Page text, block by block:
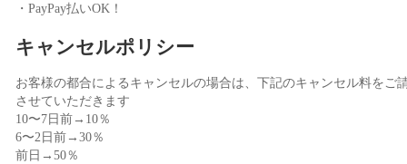
・PayPay払いOK！
キャンセルポリシー
お客様の都合によるキャンセルの場合は、下記のキャンセル料をご
させていただきます
10〜7日前→10％
6〜2日前→30％
前日→50％